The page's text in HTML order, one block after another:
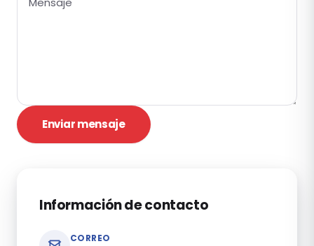
Enviar mensaje
Información de contacto
CORREO